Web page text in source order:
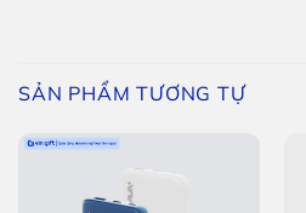
SẢN PHẨM TƯƠNG TỰ